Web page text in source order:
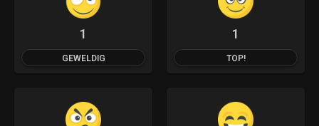
1
GEWELDIG
1
TOP!